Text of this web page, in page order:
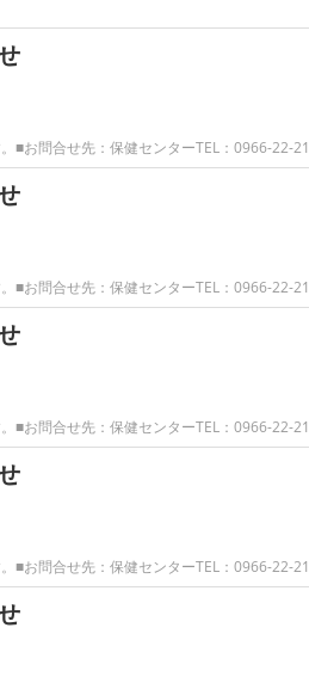
■お問合せ先：保健センターTEL：0966-22-
■お問合せ先：保健センターTEL：0966-22-
■お問合せ先：保健センターTEL：0966-22-
■お問合せ先：保健センターTEL：0966-22-